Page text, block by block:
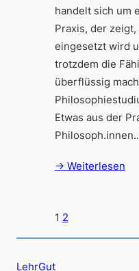
handelt sich um
Praxis, der
eingesetzt wird
trotzdem die
überflüssig
Etwas aus der
→ Weiterlesen
1 2
LehrGut